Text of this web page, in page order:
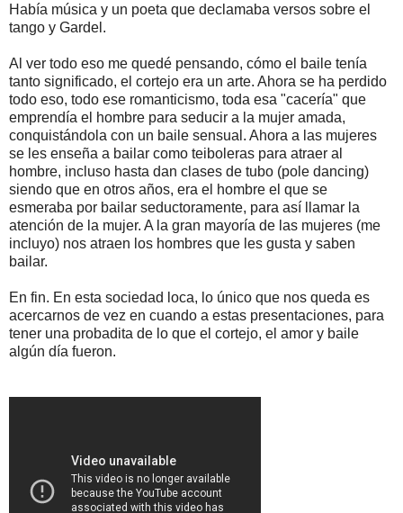
Había música y un poeta que declamaba versos sobre el
tango y Gardel.
Al ver todo eso me quedé pensando, cómo el baile tenía
tanto significado, el cortejo era un arte. Ahora se ha perdido
todo eso, todo ese romanticismo, toda esa "cacería" que
emprendía el hombre para seducir a la mujer amada,
conquistándola con un baile sensual. Ahora a las mujeres
se les enseña a bailar como teiboleras para atraer al
hombre, incluso hasta dan clases de tubo (pole dancing)
siendo que en otros años, era el hombre el que se
esmeraba por bailar seductoramente, para así llamar la
atención de la mujer. A la gran mayoría de las mujeres (me
incluyo) nos atraen los hombres que les gusta y saben
bailar.
En fin. En esta sociedad loca, lo único que nos queda es
acercarnos de vez en cuando a estas presentaciones, para
tener una probadita de lo que el cortejo, el amor y baile
algún día fueron.